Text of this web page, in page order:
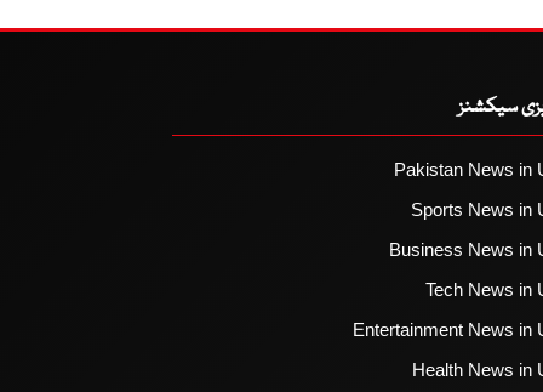
سیکشنز
Pakistan News in
Sports News in
Business News in
Tech News in
Entertainment News in
Health News in